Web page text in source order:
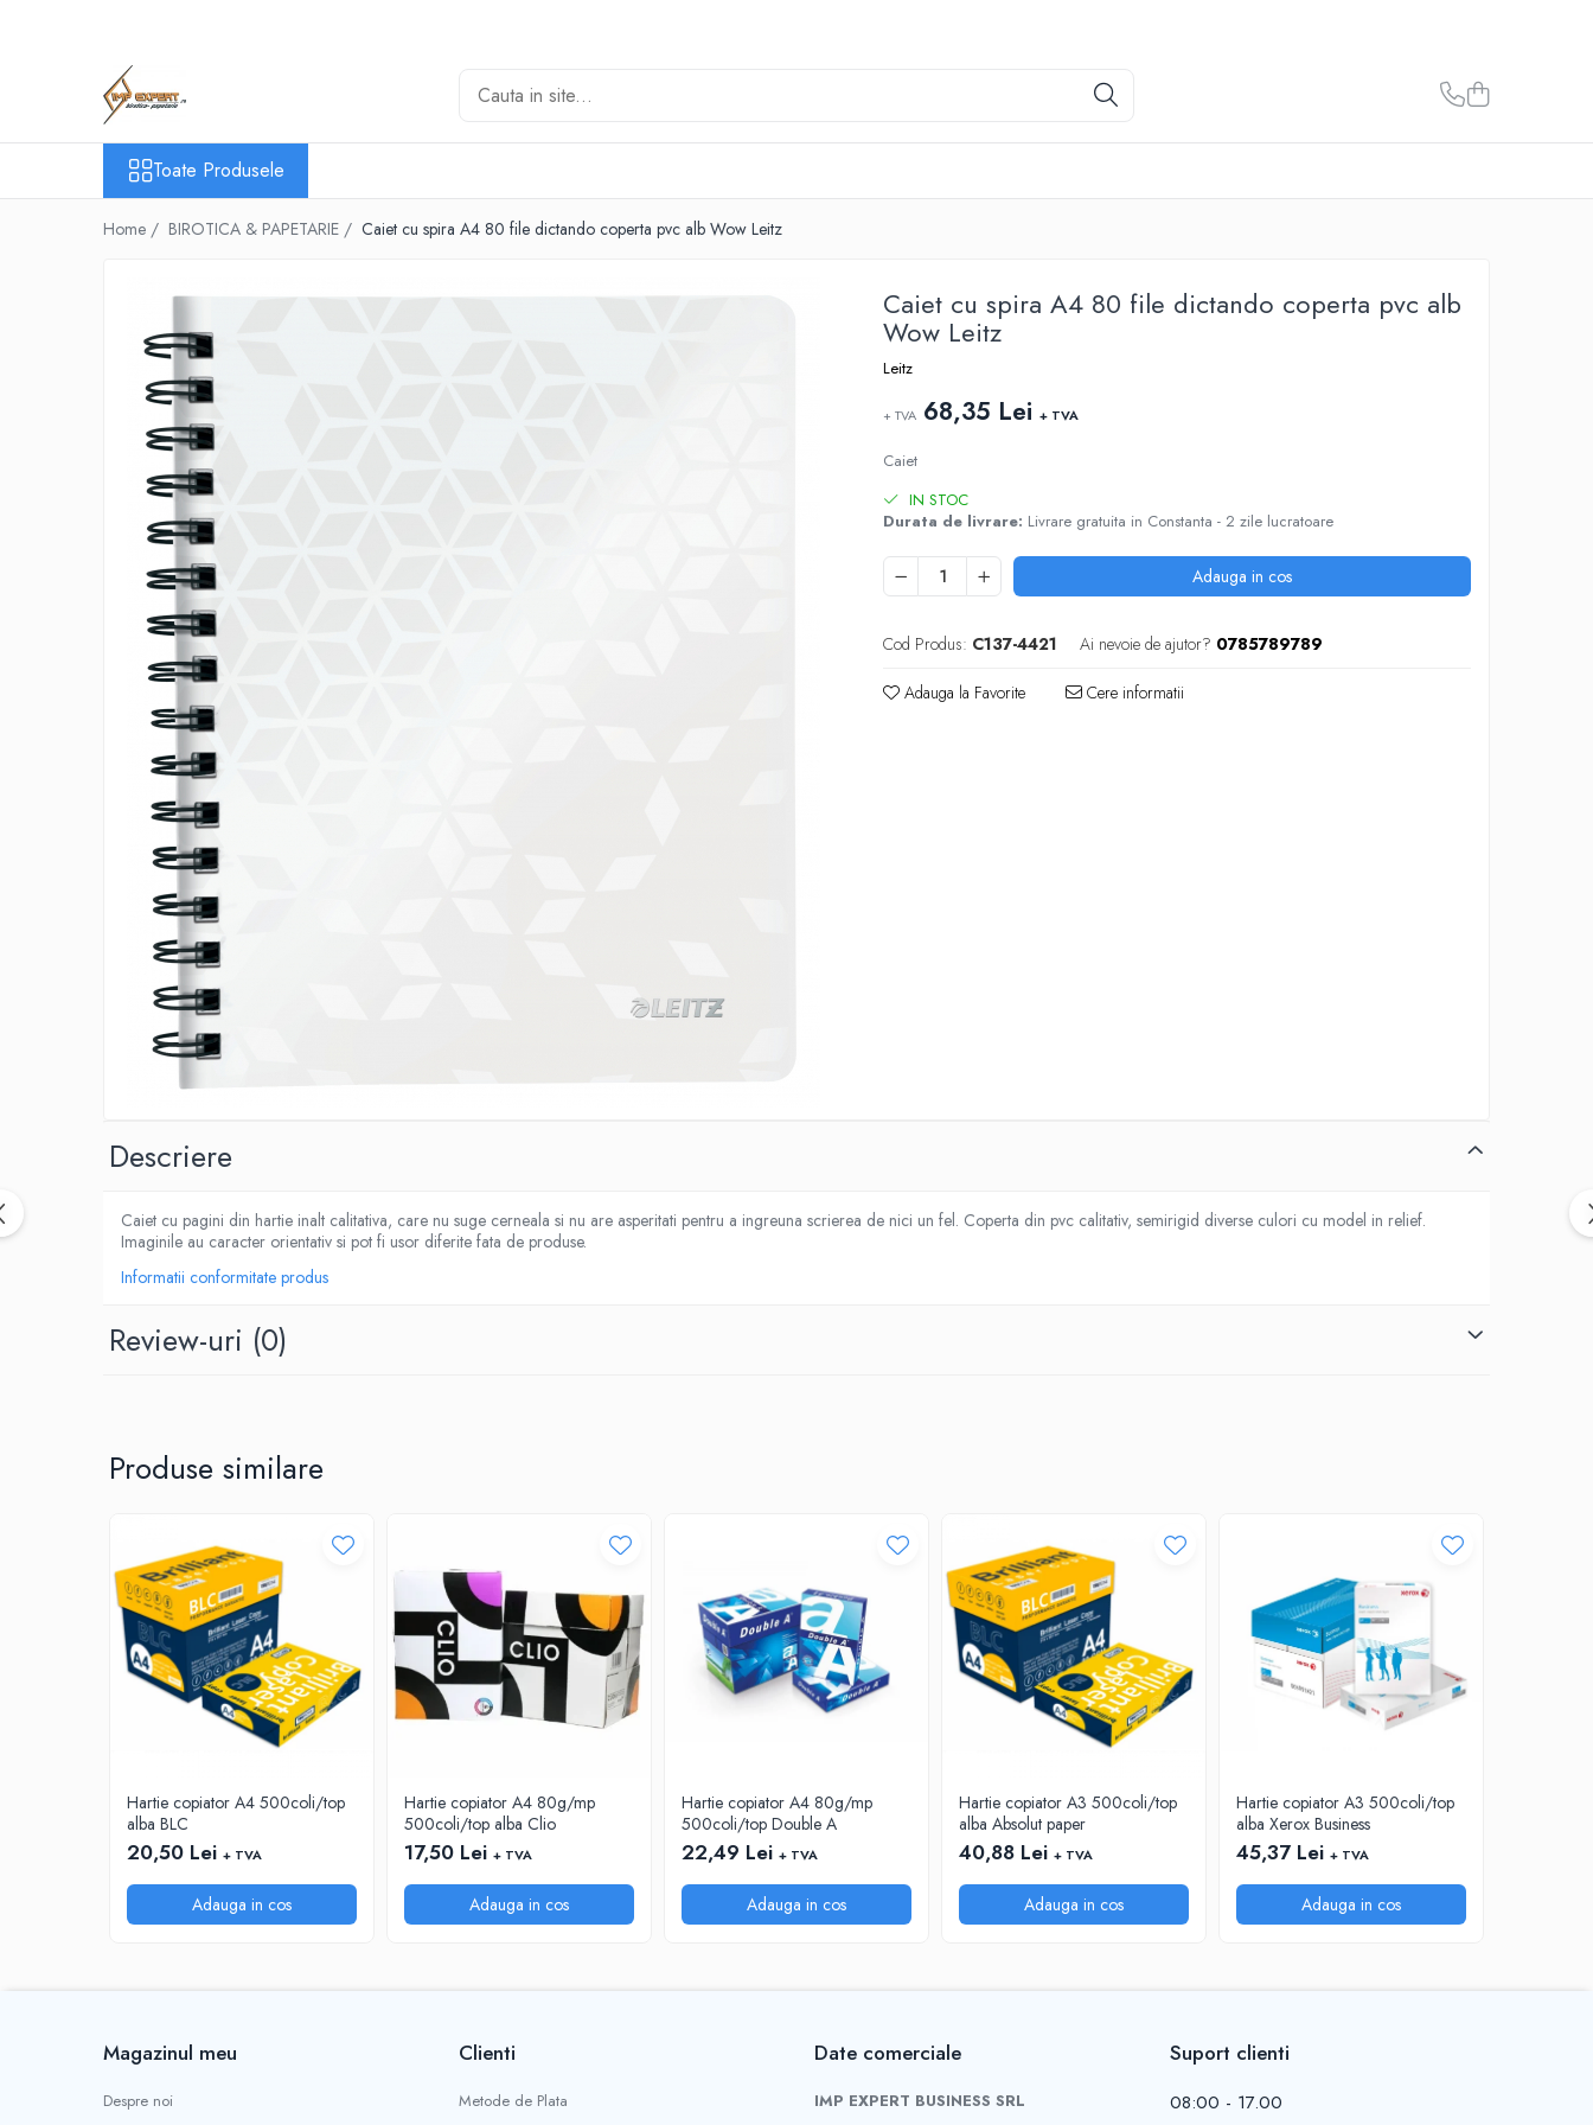
Toate Produsele
BIROTICA & PAPETARIE
ORGANIZARE & ARHIVARE
BIBLIORAFTURI & CAIETE MECANICE
ACCESORII ARHIVARE
CUTII DE ARHIVARE
DOSARE DIN PLASTIC & CARTON
ARTICOLE DIN HARTIE
HARTIE & CARTON COLOR
TIPIZATE & HARTII OPERATIONALE
PLICURI PENTRU CORESPONDENTA,
DOCUMENTE & SPECIALE
ETICHETE AUTOADEZIVE
CUBURI DIN HARTIE & CUBURI NOTES
ACCESORII PENTRU BIROU
CAPSATOARE & DECAPSATOARE
CAPSE & SUPORTURI
TAVITE & SUPORT PENTRU
SUPORT ACCESORII PENTRU SCRIS
BANDA ADEZIVA & DISPENCERE
TUS/TUSIRE & STAMPILE
INSTRUMENTE DE SCRIS &
INSTRUMENTE DE SCRIS DE CALITATE
STILOURI - ROLLERE - PIXURI CU GEL &
PIXURI CU MECANISM
MARKERE PERMANENTE
CREIOANE MECANICE & REZERVE
CREIOANE CLASICE & ASCUTITORI
INSTRUMENTE PENTRU CORECTURA
COMUNICARE & PREZENTARE
TABLE DE CONFERINTA
VIDEOPROIECTOARE
ECRANE DE PROTECTIE SI ACCESORII
ACCESORII PENTRU TABLE SI
PRODUCTIE PUBLICITARA/AGENDE &
AGENDE DATATE & NEDATATE
Toate Produsele
Home / BIROTICA & PAPETARIE / Caiet cu spira A4 80 file dictando coperta pvc alb Wow Leitz
Caiet cu spira A4 80 file dictando coperta pvc alb
Wow Leitz
Leitz
+ TVA 68,35 Lei+ TVA
Caiet
IN STOC
Durata de livrare: Livrare gratuita in Constanta - 2 zile lucratoare
Adauga in cos
Cod Produs: C137-4421 Ai nevoie de ajutor? 0785789789
Adauga la Favorite Cere informatii
Descriere
Caiet cu pagini din hartie inalt calitativa, care nu suge cerneala si nu are asperitati pentru a ingreuna scrierea de nici un fel. Coperta din pvc calitativ, semirigid diverse culori cu model in relief.
Imaginile au caracter orientativ si pot fi usor diferite fata de produse.
Informatii conformitate produs
Review-uri (0)
Produse similare
Hartie copiator A4 500coli/top
alba BLC
20,50 Lei + TVA
Adauga in cos
Hartie copiator A4 80g/mp
500coli/top alba Clio
17,50 Lei + TVA
Adauga in cos
Hartie copiator A4 80g/mp
500coli/top Double A
22,49 Lei + TVA
Adauga in cos
Hartie copiator A3 500coli/top
alba Absolut paper
40,88 Lei + TVA
Adauga in cos
Hartie copiator A3 500coli/top
alba Xerox Business
45,37 Lei + TVA
Adauga in cos
Magazinul meu
Despre noi
Clienti
Metode de Plata
Date comerciale
IMP EXPERT BUSINESS SRL
Suport clienti
08:00 - 17.00